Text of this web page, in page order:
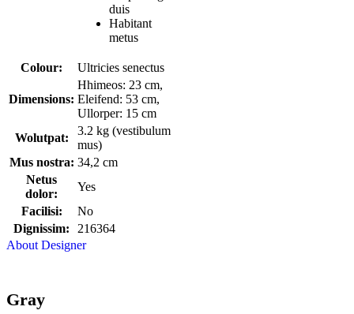
duis
Habitant
metus
Colour: Ultricies senectus
Dimensions:
Hhimeos: 23 cm,
Eleifend: 53 cm,
Ullorper: 15 cm
Wolutpat:
3.2 kg (vestibulum
mus)
Mus nostra: 34,2 cm
Netus
dolor:
Yes
Facilisi:
No
Dignissim:
216364
About Designer
Gray